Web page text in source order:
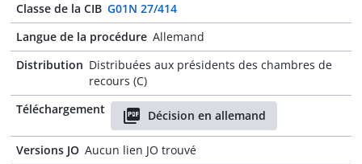
Classe de la CIB G01N 27/414
Langue de la procédure Allemand
Distribution Distribuées aux présidents des chambres de
recours (C)
Téléchargement
Décision en allemand
Versions JO Aucun lien JO trouvé